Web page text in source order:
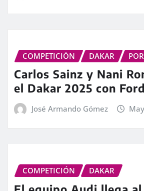
COMPETICIÓN DAKAR
Carlos Sainz y Nani
el Dakar 2025 con Ford
José Armando Gómez
COMPETICIÓN DAKAR